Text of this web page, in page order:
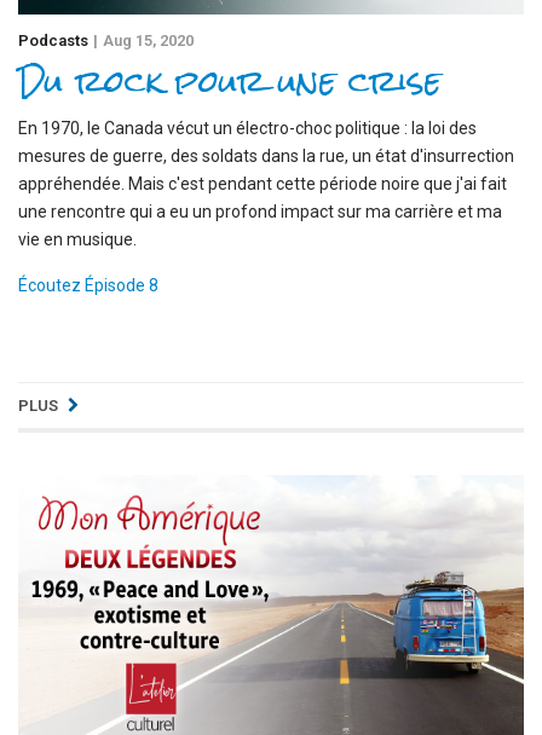
Podcasts Aug 15, 2020
Du rock pour une crise
En 1970, le Canada vécut un électro-choc politique : la loi des
mesures de guerre, des soldats dans la rue, un état d'insurrection
appréhendée. Mais c'est pendant cette période noire que j'ai fait
une rencontre qui a eu un profond impact sur ma carrière et ma
vie en musique.
Écoutez Épisode 8
PLUS